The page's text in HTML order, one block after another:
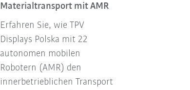
Materialtransport mit AMR
Erfahren Sie, wie TPV
Displays Polska mit 22
autonomen mobilen
Robotern (AMR) den
innerbetrieblichen Transport